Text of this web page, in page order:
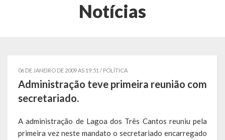
Símbolos
Governo
Administração
Notícias
06 DE JANEIRO DE 2009 AS 19:51 / POLÍTICA
Administração teve primeira reunião com
secretariado.
A administração de Lagoa dos Três Cantos reuniu pela
primeira vez neste mandato o secretariado encarregado